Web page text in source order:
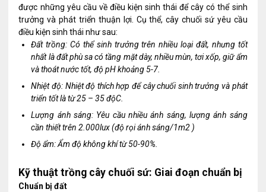
được những yêu cầu về điều kiện sinh thái để cây có thể sinh
trưởng và phát triển thuận lợi. Cụ thể, cây chuối sứ yêu cầu
điều kiện sinh thái như sau:
Đất trồng: Có thể sinh trưởng trên nhiều loại đất, nhưng tốt
nhất là đất phù sa có tầng mặt dày, nhiều mùn, tơi xốp, giữ ẩm
và thoát nước tốt, độ pH khoảng 5-7.
Nhiệt độ: Nhiệt độ thích hợp để cây chuối sinh trưởng và phát
triển tốt là từ 25 – 35 độC.
Lượng ánh sáng: Yêu cầu nhiều ánh sáng, lượng ánh sáng
cần thiết trên 2.000lux (độ rọi ánh sáng/1m2 )
Độ ẩm: Ẩm độ không khí từ 50-90%.
Kỹ thuật trồng cây chuối sứ: Giai đoạn chuẩn bị
Chuẩn bị đất